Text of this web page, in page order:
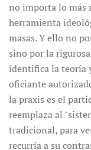
no importa lo más
herramienta
masas. Y ello no
sino por la
identifica la teoría
oficiante
la praxis es el
reemplaza al
tradicional, para
recurría a su